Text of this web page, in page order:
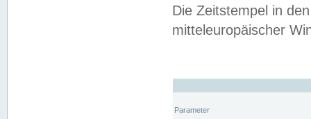
Die Zeitstempel in
mitteleuropäischer
Parameter